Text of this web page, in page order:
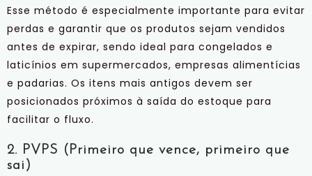
Esse método é especialmente importante para evitar
perdas e garantir que os produtos sejam vendidos
antes de expirar, sendo ideal para congelados e
laticínios em supermercados, empresas alimentícias
e padarias. Os itens mais antigos devem ser
posicionados próximos à saída do estoque para
facilitar o fluxo.
2. PVPS (Primeiro que vence, primeiro que
sai)